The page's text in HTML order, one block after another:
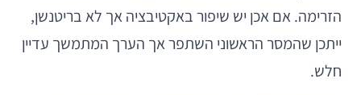
הזרימה. אם אכן יש שיפור באקטיבציה אך לא בריטנשן,
ייתכן שהמסר הראשוני השתפר אך הערך המתמשך עדיין
חלש.